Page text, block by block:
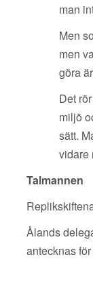
man
Men
men
göra
Det
miljö
sätt.
vidare
Talmannen
Ålands
antecknas